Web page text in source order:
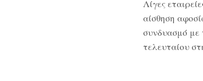
Λίγες
αίσθηση
συνδυασμό με
τελευταίου